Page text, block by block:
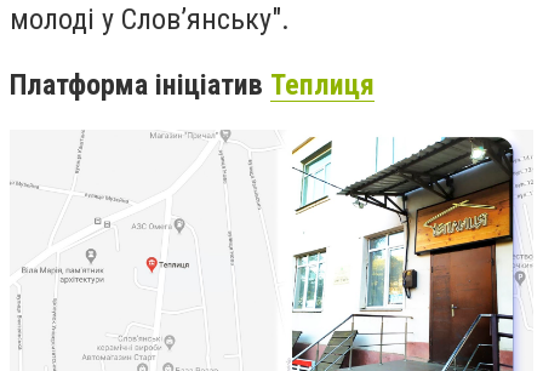
молоді у Слов’янську".
Платформа ініціатив Теплиця